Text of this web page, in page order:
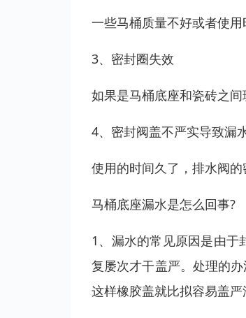
一些马桶质量不好或者使
3、密封圈失效
如果是马桶底座和瓷砖之
4、密封阀盖不严实导致漏
使用的时间久了，排水阀
马桶底座漏水是怎么回事?
1、漏水的常见原因是由于
复屡次才干盖严。处理的
这样橡胶盖就比拟容易盖严